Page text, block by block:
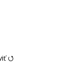
⭯